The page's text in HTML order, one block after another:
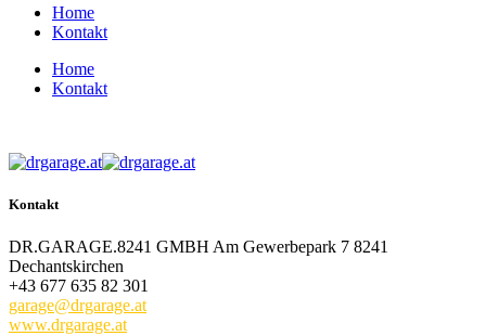
Home
Kontakt
Home
Kontakt
Kontakt
DR.GARAGE.8241 GMBH Am Gewerbepark 7 8241
Dechantskirchen
+43 677 635 82 301
garage@drgarage.at
www.drgarage.at